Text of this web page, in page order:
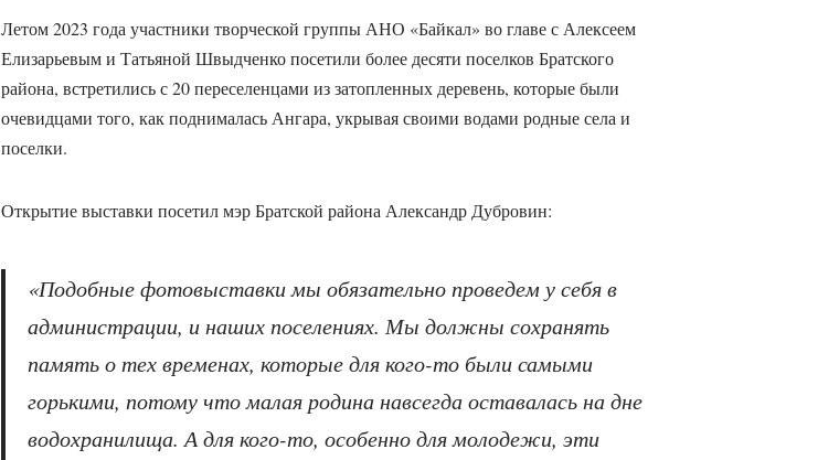
Летом 2023 года участники творческой группы АНО «Байкал» во главе с Алексеем
Елизарьевым и Татьяной Швыдченко посетили более десяти поселков Братского
района, встретились с 20 переселенцами из затопленных деревень, которые были
очевидцами того, как поднималась Ангара, укрывая своими водами родные села и
поселки.
Открытие выставки посетил мэр Братской района Александр Дубровин:
«Подобные фотовыставки мы обязательно проведем у себя в
администрации, и наших поселениях. Мы должны сохранять
память о тех временах, которые для кого-то были самыми
горькими, потому что малая родина навсегда оставалась на дне
водохранилища. А для кого-то, особенно для молодежи, эти